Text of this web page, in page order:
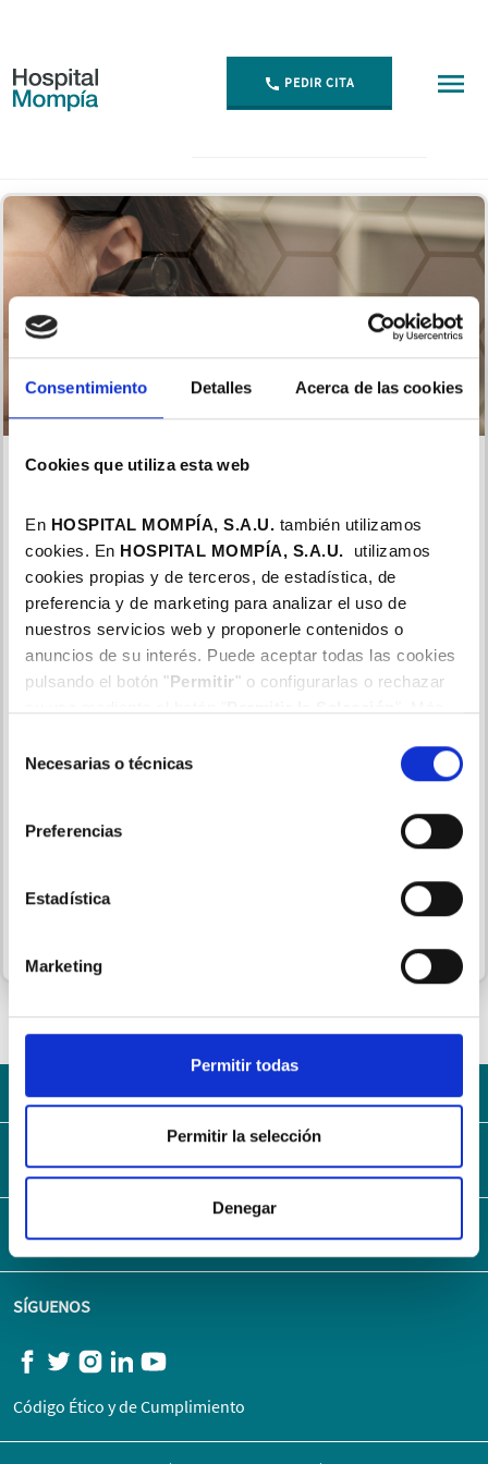
Consentimiento Detalles Acerca de las cookies
Cookies que utiliza esta web
En HOSPITAL MOMPÍA, S.A.U. también utilizamos
cookies. En HOSPITAL MOMPÍA, S.A.U. utilizamos
cookies propias y de terceros, de estadística, de
preferencia y de marketing para analizar el uso de
nuestros servicios web y proponerle contenidos o
anuncios de su interés. Puede aceptar todas las cookies
pulsando el botón "Permitir" o configurarlas o rechazar
Necesarias o técnicas
Preferencias
Estadística
Marketing
Permitir todas
Permitir la selección
Denegar
PEDIR CITA
Consultas - Hospital Mompía
Dra. Eugenia López Simón
Diagnóstico y tratamiento de problemas auditivos,
respiratorios y de la voz en niños y adultos (oído, nariz y
garganta).
Servicios:
Estudio y tratamiento de pérdida auditiva
Vértigos y problemas de equilibrio
Sinusitis y congestión nasal
Cuidado profesional de la voz
Seguimiento de problemas respiratorios infantiles
Con la solidez del Grupo AXA
ENLACES DE INTERÉS
SÍGUENOS
Código Ético y de Cumplimiento